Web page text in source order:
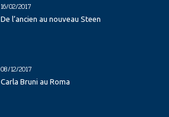
16/02/2017
De l’ancien au nouveau Steen
08/12/2017
Carla Bruni au Roma